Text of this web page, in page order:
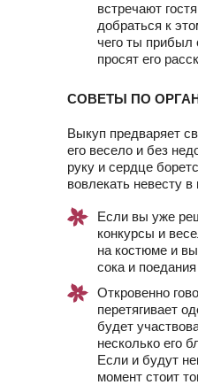
встречают
добраться к
чего ты прибыл
просят его
СОВЕТЫ ПО
Выкуп предваряет
его весело и без
руку и сердце
вовлекать невесту
Если вы уже
конкурсы и
на костюме и
сока и
Откровенно
перетягивает
будет
несколько его
Если и будут
момент стоит